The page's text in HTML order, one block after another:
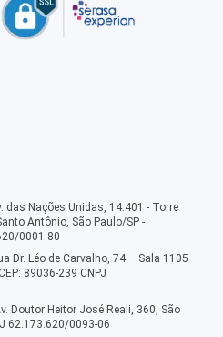
das Nações Unidas, 14.401 - Torre
Antônio, São Paulo/SP -
0001-80
Dr. Léo de Carvalho, 74 – Sala 1105
89036-239 CNPJ
Doutor Heitor José Reali, 360, São
62.173.620/0093-06